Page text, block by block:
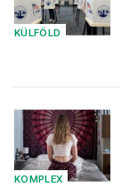
KÜLFÖLD
KOMPLEX